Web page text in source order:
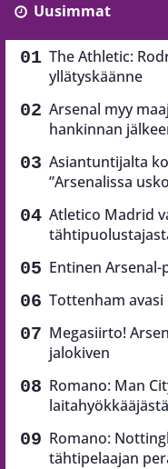
Uusimmat
The Athletic:
yllätyskäänne
Arsenal myy
hankinnan
Asiantuntijalta
”Arsenalissa
Atletico Madrid
Entinen
Tottenham
Megasiirto!
jalokiven
Romano: Man
Romano:
tähtipelaajan